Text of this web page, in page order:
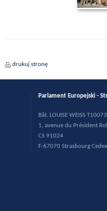
drukuj stronę
Parlament Europejski -
Bât. LOUISE WEISS T10073
1, avenue du Président
CS 91024
F-67070 Strasbourg Cedex